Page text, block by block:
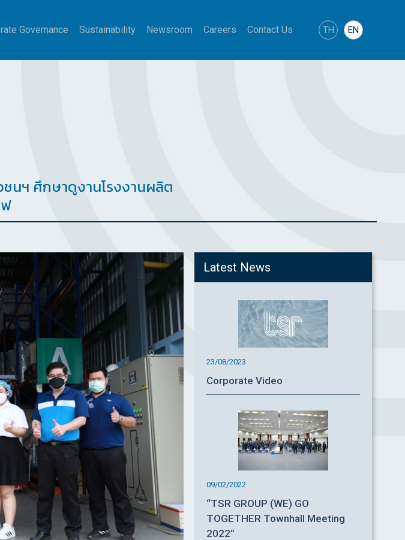
Governance Sustainability Newsroom Careers Contact Us TH EN
ชนฯ ศึกษาดูงานโรงงานผลิต
Latest News
23/08/2023
Corporate Video
09/02/2022
“TSR GROUP (WE) GO
TOGETHER Townhall Meeting
2022”